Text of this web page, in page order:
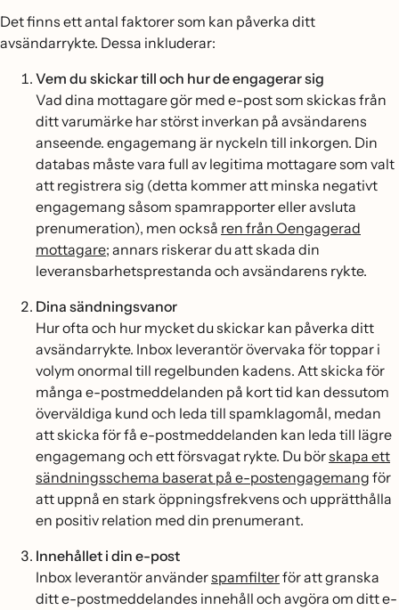
Det finns ett antal faktorer som kan påverka ditt
avsändarrykte. Dessa inkluderar:
Vem du skickar till och hur de engagerar sig
Vad dina mottagare gör med e-post som skickas från
ditt varumärke har störst inverkan på avsändarens
anseende. engagemang är nyckeln till inkorgen. Din
databas måste vara full av legitima mottagare som valt
att registrera sig (detta kommer att minska negativt
engagemang såsom spamrapporter eller avsluta
prenumeration), men också ren från Oengagerad
mottagare; annars riskerar du att skada din
leveransbarhetsprestanda och avsändarens rykte.
Dina sändningsvanor
Hur ofta och hur mycket du skickar kan påverka ditt
avsändarrykte. Inbox leverantör övervaka för toppar i
volym onormal till regelbunden kadens. Att skicka för
många e-postmeddelanden på kort tid kan dessutom
överväldiga kund och leda till spamklagomål, medan
att skicka för få e-postmeddelanden kan leda till lägre
engagemang och ett försvagat rykte. Du börskapa ett
sändningsschema baserat på e-postengagemang för
att uppnå en stark öppningsfrekvens och upprätthålla
en positiv relation med din prenumerant.
Innehållet i din e-post
Inbox leverantör använderspamfilterför att granska
ditt e-postmeddelandes innehåll och avgöra om ditt e-